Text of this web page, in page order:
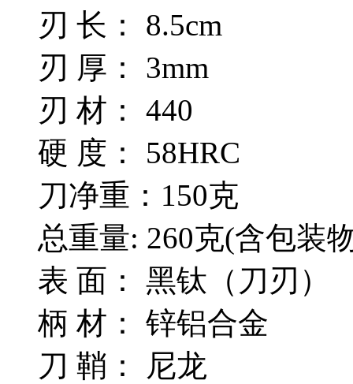
刃 长： 8.5cm
刃 厚： 3mm
刃 材： 440
硬 度： 58HRC
刀净重：150克
总重量: 260克(含包装
表 面： 黑钛（刀刃）
柄 材： 锌铝合金
刀 鞘： 尼龙